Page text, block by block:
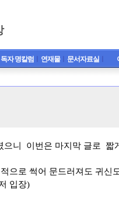
독자 명칼럼 연재물ㅣ 문서자료실
으니 이번은 마지막 글로 짧
으로 썩어 문드러져도 귀신
입장)